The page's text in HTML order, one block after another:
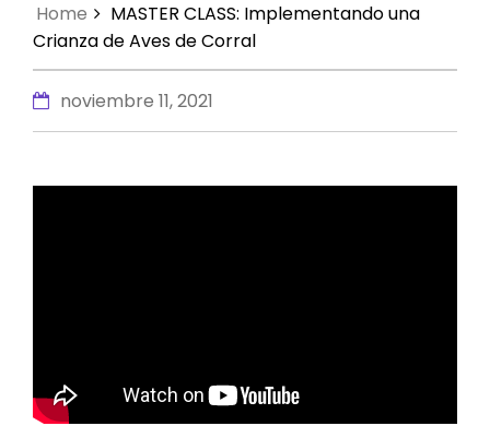
Home
MASTER CLASS: Implementando una
Crianza de Aves de Corral
noviembre 11, 2021